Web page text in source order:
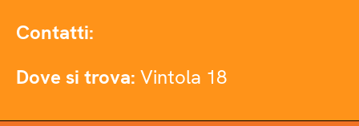
Contatti:
Dove si trova: Vintola 18